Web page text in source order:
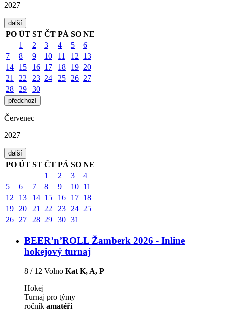
2027
další
PO ÚT ST ČT PÁ SO NE
1
2 3 4 5
6
7
8 9 10 11 12 13
14
15 16 17 18 19 20
21
22 23 24 25 26 27
28 29 30
předchozí
Červenec
2027
další
PO ÚT ST ČT PÁ SO NE
1
2 3
4
5
6 7 8 9 10 11
12
13 14 15 16 17 18
19 20 21 22 23 24 25
26 27 28 29 30 31
BEER’n’ROLL Žamberk 2026 - Inline
hokejový turnaj
8 / 12 Volno Kat K, A, P
Hokej
Turnaj pro týmy
ročník amatéři